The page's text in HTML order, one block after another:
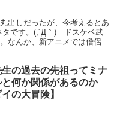
出しだったが、今考えるとあ
タです。(;´Д｀) ドスケベ武
なんか、新アニメでは僧侶戦
の過去の先祖ってミナ
と何か関係があるのか
の大冒険】